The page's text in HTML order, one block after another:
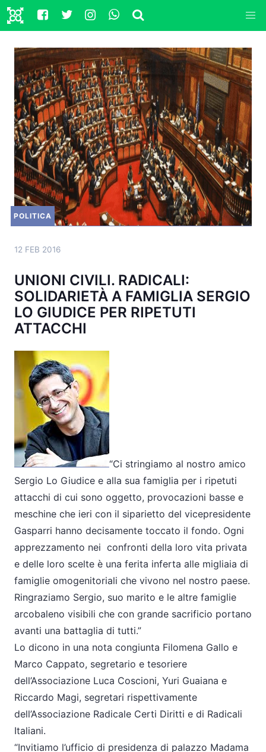
POLITICA
12 FEB 2016
UNIONI CIVILI. RADICALI:
SOLIDARIETÀ A FAMIGLIA SERGIO
LO GIUDICE PER RIPETUTI
ATTACCHI
“Ci stringiamo al nostro amico
Sergio Lo Giudice e alla sua famiglia per i ripetuti
attacchi di cui sono oggetto, provocazioni basse e
meschine che ieri con il siparietto del vicepresidente
Gasparri hanno decisamente toccato il fondo. Ogni
apprezzamento nei confronti della loro vita privata
e delle loro scelte è una ferita inferta alle migliaia di
famiglie omogenitoriali che vivono nel nostro paese.
Ringraziamo Sergio, suo marito e le altre famiglie
arcobaleno visibili che con grande sacrificio portano
avanti una battaglia di tutti.”
Lo dicono in una nota congiunta Filomena Gallo e
Marco Cappato, segretario e tesoriere
dell’Associazione Luca Coscioni, Yuri Guaiana e
Riccardo Magi, segretari rispettivamente
dell’Associazione Radicale Certi Diritti e di Radicali
Italiani.
“Invitiamo l’ufficio di presidenza di palazzo Madama